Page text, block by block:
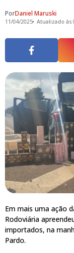
PorDaniel Maruski
11/04/2025 Atualizado às
Em mais uma ação
Rodoviária
importados, na
Pardo.